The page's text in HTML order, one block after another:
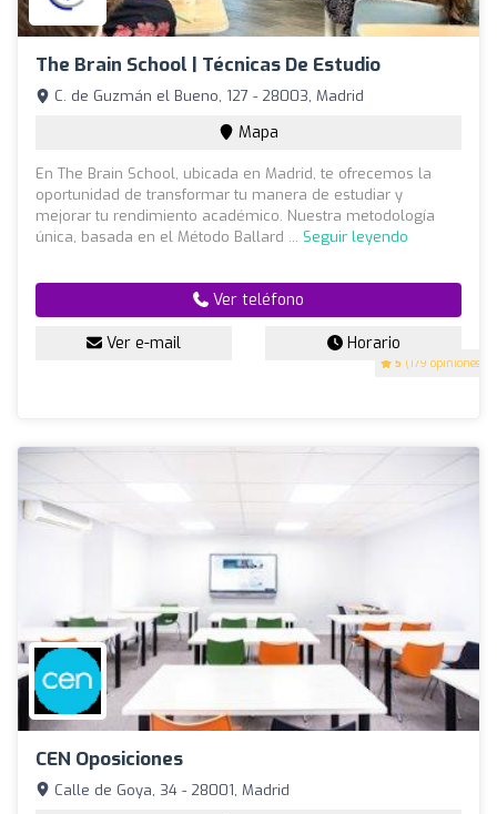
The Brain School | Técnicas De Estudio
5 (179 opiniones)
C. de Guzmán el Bueno, 127 - 28003, Madrid
Mapa
En The Brain School, ubicada en Madrid, te ofrecemos la
oportunidad de transformar tu manera de estudiar y
mejorar tu rendimiento académico. Nuestra metodología
única, basada en el Método Ballard ... Seguir leyendo
Ver teléfono
Ver e-mail Horario
CEN Oposiciones
Calle de Goya, 34 - 28001, Madrid